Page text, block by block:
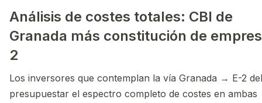
Análisis de costes totales: CBI de
Granada más constitución de
2
Los inversores que contemplan la vía Granada → E-2
presupuestar el espectro completo de costes en ambas